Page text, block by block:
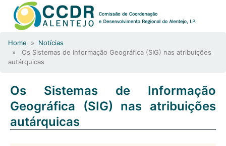
Home » Notícias
» Os Sistemas de Informação Geográfica (SIG) nas atribuições
autárquicas
Os Sistemas de Informação
Geográfica (SIG) nas atribuições
autárquicas